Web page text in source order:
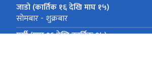
जाडो (कार्तिक १६ देखि माघ १५)
सोमबार - शुक्रबार
गर्मी (माघ १६ देखि कार्तिक १५)